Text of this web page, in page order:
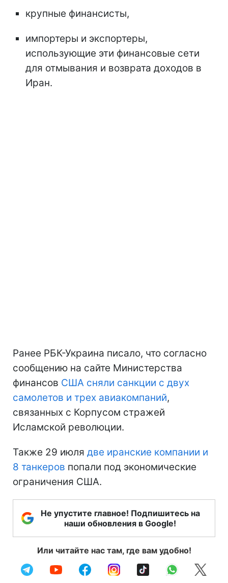
крупные финансисты,
импортеры и экспортеры,
использующие эти финансовые сети
для отмывания и возврата доходов в
Иран.
Ранее РБК-Украина писало, что согласно
сообщению на сайте Министерства
финансов США сняли санкции с двух
самолетов и трех авиакомпаний,
связанных с Корпусом стражей
Исламской революции.
Также 29 июля две иранские компании и
8 танкеров попали под экономические
ограничения США.
Не упустите главное! Подпишитесь на
наши обновления в Google!
Или читайте нас там, где вам удобно!